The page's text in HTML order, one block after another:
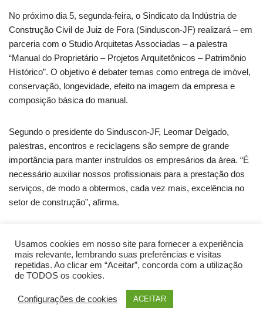
No próximo dia 5, segunda-feira, o Sindicato da Indústria de
Construção Civil de Juiz de Fora (Sinduscon-JF) realizará – em
parceria com o Studio Arquitetas Associadas – a palestra
“Manual do Proprietário – Projetos Arquitetônicos – Patrimônio
Histórico”. O objetivo é debater temas como entrega de imóvel,
conservação, longevidade, efeito na imagem da empresa e
composição básica do manual.
Segundo o presidente do Sinduscon-JF, Leomar Delgado,
palestras, encontros e reciclagens são sempre de grande
importância para manter instruídos os empresários da área. “É
necessário auxiliar nossos profissionais para a prestação dos
serviços, de modo a obtermos, cada vez mais, excelência no
setor de construção”, afirma.
Branco, 2.337/ 13º andar), às 19h. A entrada é franca.
Usamos cookies em nosso site para fornecer a experiência
mais relevante, lembrando suas preferências e visitas
repetidas. Ao clicar em “Aceitar”, concorda com a utilização
de TODOS os cookies.
Configurações de cookies ACEITAR